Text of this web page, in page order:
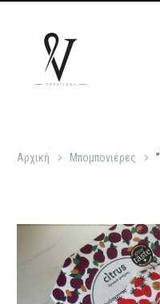
Αρχική Μπομπονιέρες